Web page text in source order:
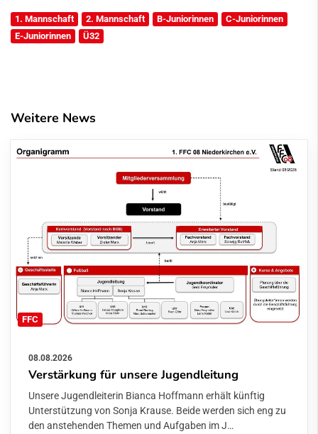
1. Mannschaft 2. Mannschaft B-Juniorinnen
C-Juniorinnen
E-Juniorinnen
Ü32
Weitere News
FFC
08.08.2026
Verstärkung für unsere Jugendleitung
Unsere Jugendleiterin Bianca Hoffmann erhält künftig
Unterstützung von Sonja Krause. Beide werden sich eng zu
den anstehenden Themen und Aufgaben im J…